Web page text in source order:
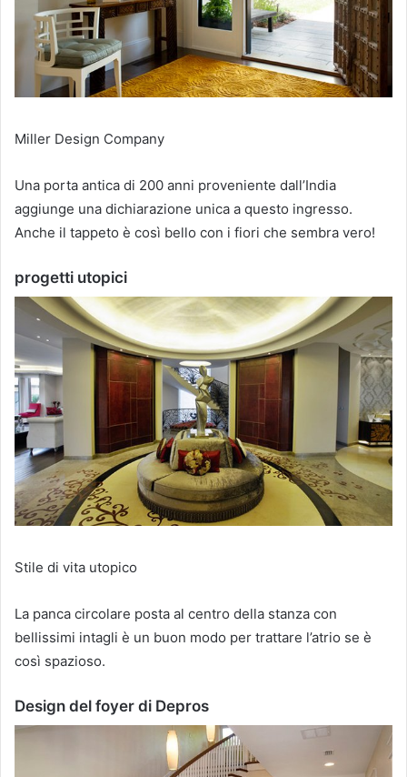
Miller Design Company
Una porta antica di 200 anni proveniente dall’India
aggiunge una dichiarazione unica a questo ingresso.
Anche il tappeto è così bello con i fiori che sembra vero!
progetti utopici
Stile di vita utopico
La panca circolare posta al centro della stanza con
bellissimi intagli è un buon modo per trattare l’atrio se è
così spazioso.
Design del foyer di Depros